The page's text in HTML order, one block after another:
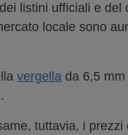
listini ufficiali e
locale sono
vergella da 6,5 mm
tuttavia, i